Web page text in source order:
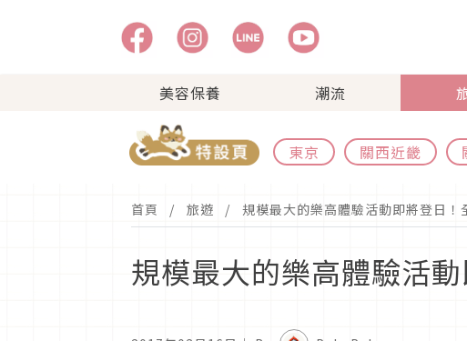
美容保養 潮流
東京 關西近畿
首頁 旅遊 規模最大的樂高體驗活動即將登日！
規模最大的樂高體驗活